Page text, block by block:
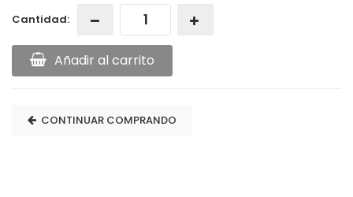
Cantidad:
Añadir al carrito
CONTINUAR COMPRANDO